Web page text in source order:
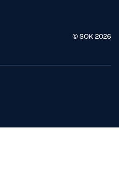
© SOK 2026